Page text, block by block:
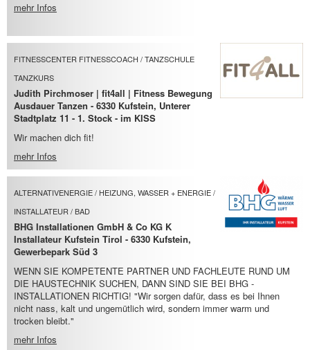
mehr Infos
FITNESSCENTER FITNESSCOACH / TANZSCHULE
TANZKURS
Judith Pirchmoser | fit4all | Fitness Bewegung
Ausdauer Tanzen - 6330 Kufstein, Unterer
Stadtplatz 11 - 1. Stock - im KISS
Wir machen dich fit!
mehr Infos
ALTERNATIVENERGIE / HEIZUNG, WASSER + ENERGIE /
INSTALLATEUR / BAD
BHG Installationen GmbH & Co KG K
Installateur Kufstein Tirol - 6330 Kufstein,
Gewerbepark Süd 3
WENN SIE KOMPETENTE PARTNER UND FACHLEUTE RUND UM
DIE HAUSTECHNIK SUCHEN, DANN SIND SIE BEI BHG -
INSTALLATIONEN RICHTIG! "Wir sorgen dafür, dass es bei Ihnen
nicht nass, kalt und ungemütlich wird, sondern immer warm und
trocken bleibt."
mehr Infos